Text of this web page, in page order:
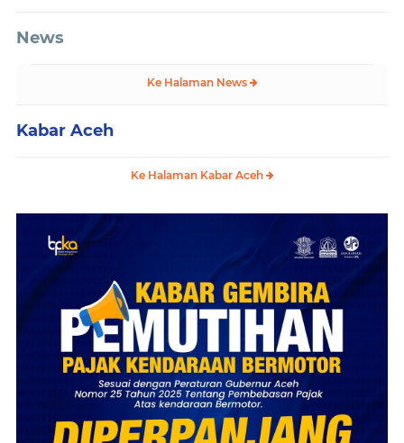
News
Ke Halaman News
Kabar Aceh
Ke Halaman Kabar Aceh